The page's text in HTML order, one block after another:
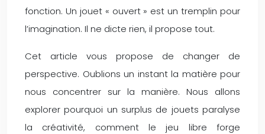
fonction. Un jouet « ouvert » est un tremplin pour
l’imagination. Il ne dicte rien, il propose tout.
Cet article vous propose de changer de
perspective. Oublions un instant la matière pour
nous concentrer sur la manière. Nous allons
explorer pourquoi un surplus de jouets paralyse
la créativité, comment le jeu libre forge